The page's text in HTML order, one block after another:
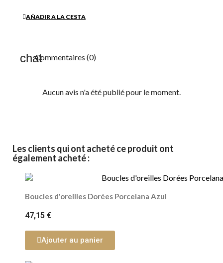
AÑADIR A LA CESTA
Commentaires (0)
Aucun avis n'a été publié pour le moment.
Les clients qui ont acheté ce produit ont
également acheté :
Boucles d'oreilles Dorées Porcelana Azul
47,15 €
Ajouter au panier